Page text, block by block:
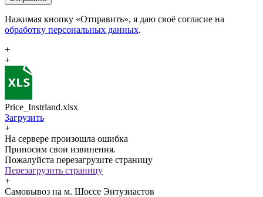
Нажимая кнопку «Отправить», я даю своё согласие на
обработку персональных данных.
+
+
Price_Instrland.xlsx
Загрузить
+
На сервере произошла ошибка
Приносим свои извинения.
Пожалуйста перезагрузите страницу
Перезагрузить страницу
+
Самовывоз на м. Шоссе Энтузиастов